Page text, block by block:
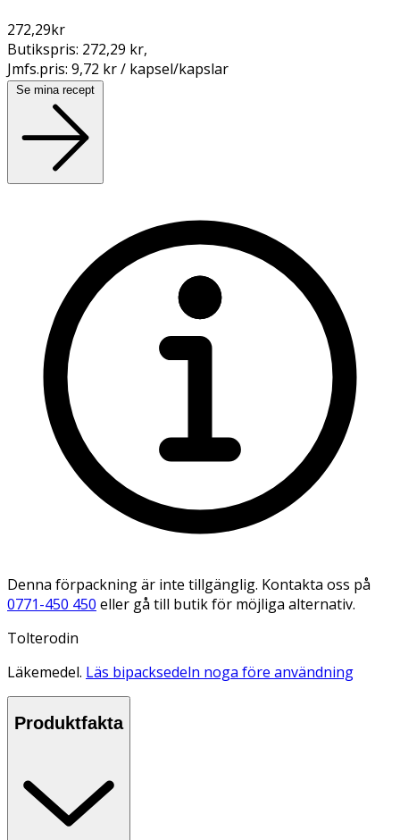
272,29kr
Butikspris: 272,29 kr,
Jmfs.pris: 9,72 kr / kapsel/kapslar
Se mina recept
Denna förpackning är inte tillgänglig. Kontakta oss på
0771-450 450 eller gå till butik för möjliga alternativ.
Tolterodin
Läkemedel. Läs bipacksedeln noga före användning
Produktfakta